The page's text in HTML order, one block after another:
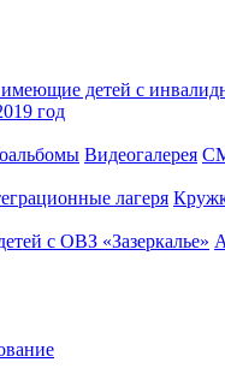
детей с
год
Видеогалерея
лагеря
с ОВЗ «Зазеркалье»